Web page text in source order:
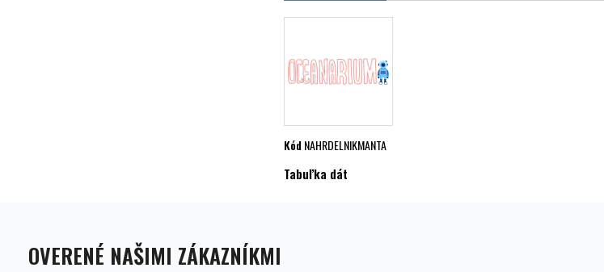
KódNAHRDELNIKMANTA
Tabuľka dát
OVERENÉ NAŠIMI ZÁKAZNÍKMI